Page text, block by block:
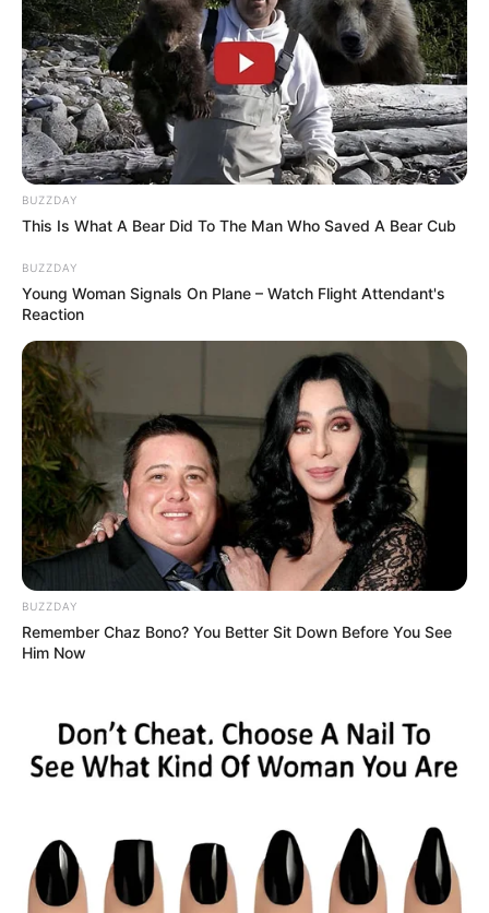
BUZZDAY
This Is What A Bear Did To The Man Who Saved A Bear Cub
BUZZDAY
Young Woman Signals On Plane – Watch Flight Attendant's
Reaction
BUZZDAY
Remember Chaz Bono? You Better Sit Down Before You See
Him Now